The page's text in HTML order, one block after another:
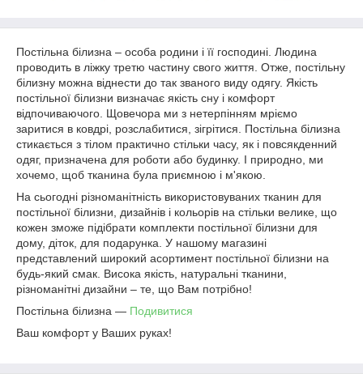
Постільна білизна – особа родини і її господині. Людина
проводить в ліжку третю частину свого життя. Отже, постільну
білизну можна віднести до так званого виду одягу. Якість
постільної білизни визначає якість сну і комфорт
відпочиваючого. Щовечора ми з нетерпінням мріємо
заритися в ковдрі, розслабитися, зігрітися. Постільна білизна
стикається з тілом практично стільки часу, як і повсякденний
одяг, призначена для роботи або будинку. І природно, ми
хочемо, щоб тканина була приємною і м'якою.
На сьогодні різноманітність використовуваних тканин для
постільної білизни, дизайнів і кольорів на стільки велике, що
кожен зможе підібрати комплекти постільної білизни для
дому, діток, для подарунка. У нашому магазині
представлений широкий асортимент постільної білизни на
будь-який смак. Висока якість, натуральні тканини,
різноманітні дизайни – те, що Вам потрібно!
Постільна білизна ― Подивитися
Ваш комфорт у Ваших руках!